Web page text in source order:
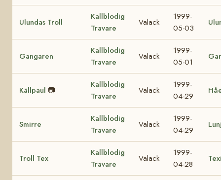
Ulundas Troll
Kallblodig
Travare
Valack
1999-
05-03
Gangaren
Kallblodig
Travare
Valack
1999-
05-01
Källpaul 📷
Kallblodig
Travare
Valack
1999-
04-29
Smirre
Kallblodig
Travare
Valack
1999-
04-29
Troll Tex
Kallblodig
Travare
Valack
1999-
04-28